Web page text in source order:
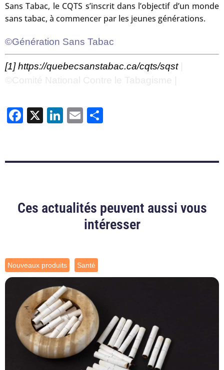
Sans Tabac, le CQTS s’inscrit dans l’objectif d’un monde
sans tabac, à commencer par les jeunes générations.
©Génération Sans Tabac
[1] https://quebecsanstabac.ca/cqts/sqst
Facebook
X LinkedIn
Email
Ces actualités peuvent aussi vous
intéresser
Nouveaux produits Santé